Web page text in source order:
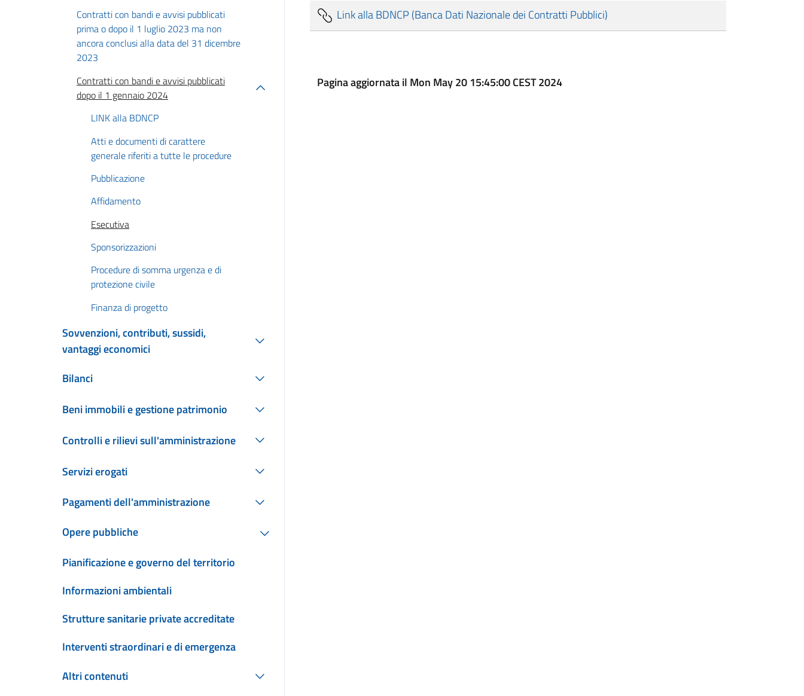
Contratti con bandi e avvisi pubblicati
prima o dopo il 1 luglio 2023 ma non
ancora conclusi alla data del 31 dicembre
2023
Contratti con bandi e avvisi pubblicati
dopo il 1 gennaio 2024
LINK alla BDNCP
Atti e documenti di carattere
generale riferiti a tutte le procedure
Pubblicazione
Affidamento
Esecutiva
Sponsorizzazioni
Procedure di somma urgenza e di
protezione civile
Finanza di progetto
Sovvenzioni, contributi, sussidi,
vantaggi economici
Bilanci
Beni immobili e gestione patrimonio
Controlli e rilievi sull'amministrazione
Servizi erogati
Pagamenti dell'amministrazione
Opere pubbliche
Pianificazione e governo del territorio
Informazioni ambientali
Strutture sanitarie private accreditate
Interventi straordinari e di emergenza
Altri contenuti
Link alla BDNCP (Banca Dati Nazionale dei Contratti Pubblici)
Pagina aggiornata il Mon May 20 15:45:00 CEST 2024